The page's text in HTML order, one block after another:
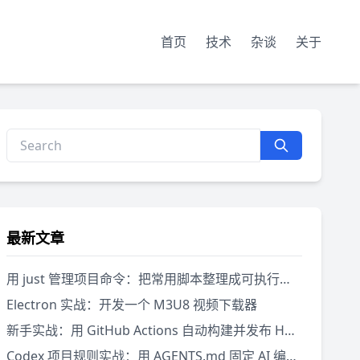
首页 技术 杂谈 关于
最新文章
用 just 管理项目命令：把常用脚本整理成可执行菜单
Electron 实战：开发一个 M3U8 视频下载器
新手实战：用 GitHub Actions 自动构建并发布 Hugo 网站
Codex 项目规则实战：用 AGENTS.md 固定 AI 编程规范